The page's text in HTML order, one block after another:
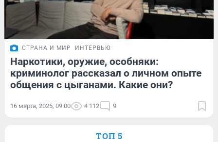
СТРАНА И МИР ИНТЕРВЬЮ
Наркотики, оружие, особняки:
криминолог рассказал о личном опыте
общения с цыганами. Какие они?
16 марта, 2025, 09:00 4 112 9
ТОП 5